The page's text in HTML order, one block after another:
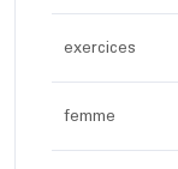
exercices
femme